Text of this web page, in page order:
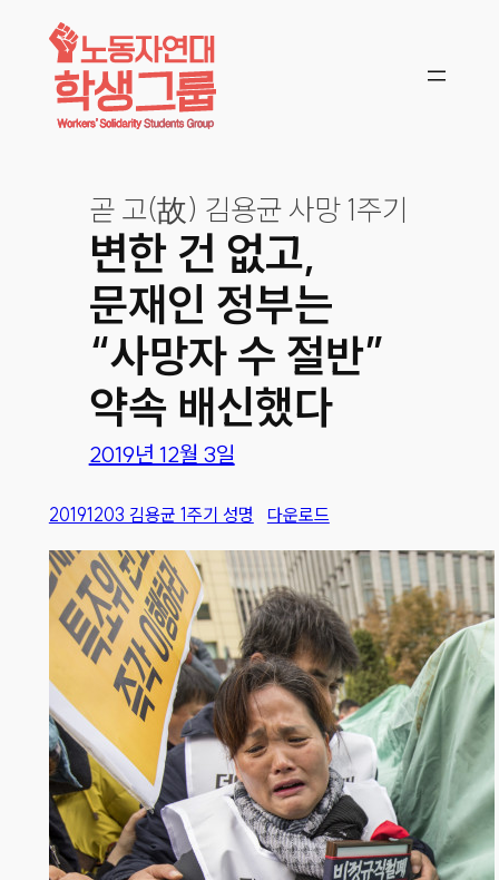
콘텐츠로
바로가기
곧 고(故) 김용균 사망 1주기
변한 건 없고,
문재인 정부는
“사망자 수 절반”
약속 배신했다
2019년 12월 3일
20191203 김용균 1주기 성명 다운로드